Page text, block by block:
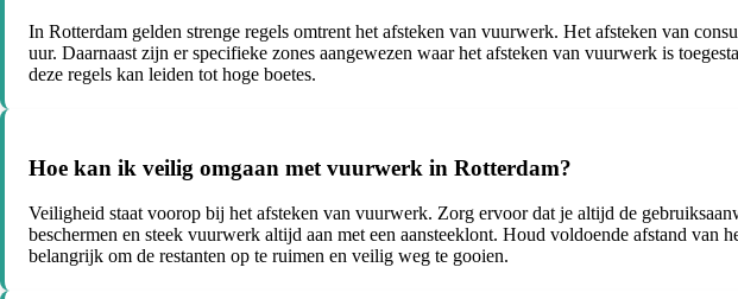
In Rotterdam gelden strenge regels omtrent het afsteken van vuurwerk. Het afsteken van
uur. Daarnaast zijn er specifieke zones aangewezen waar het afsteken van vuurwerk is
deze regels kan leiden tot hoge boetes.
Hoe kan ik veilig omgaan met vuurwerk in Rotterdam?
Veiligheid staat voorop bij het afsteken van vuurwerk. Zorg ervoor dat je altijd de
beschermen en steek vuurwerk altijd aan met een aansteeklont. Houd voldoende afstand
belangrijk om de restanten op te ruimen en veilig weg te gooien.